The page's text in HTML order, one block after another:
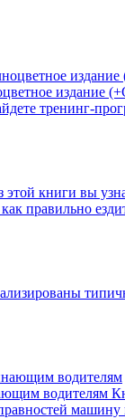
издание
тренинг-
этой книги вы
правильно
водителям
машину